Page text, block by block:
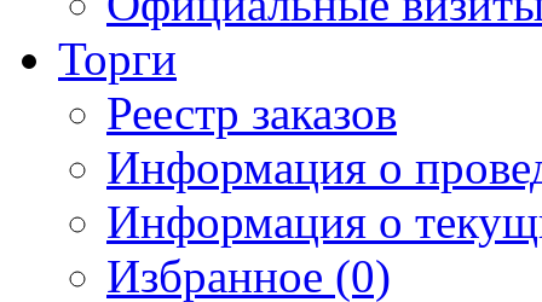
Торги
Реестр заказов
Информация о
Информация о
Избранное (0)